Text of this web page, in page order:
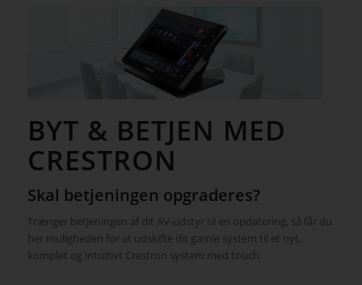
BYT & BETJEN MED
CRESTRON
Skal betjeningen opgraderes?
Trænger betjeningen af dit AV-udstyr til en opdatering, så får du
her muligheden for at udskifte dit gamle system til et nyt,
komplet og intuitivt Crestron system med touch.